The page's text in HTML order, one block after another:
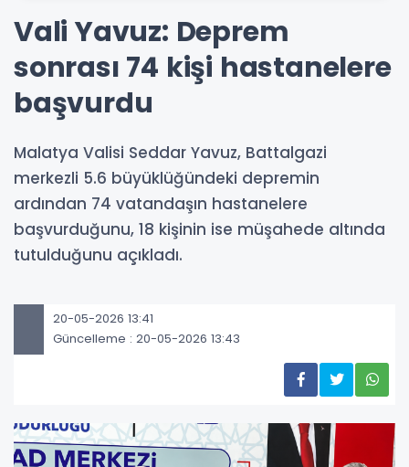
Vali Yavuz: Deprem
sonrası 74 kişi hastanelere
başvurdu
Malatya Valisi Seddar Yavuz, Battalgazi
merkezli 5.6 büyüklüğündeki depremin
ardından 74 vatandaşın hastanelere
başvurduğunu, 18 kişinin ise müşahede altında
tutulduğunu açıkladı.
20-05-2026 13:41
Güncelleme : 20-05-2026 13:43